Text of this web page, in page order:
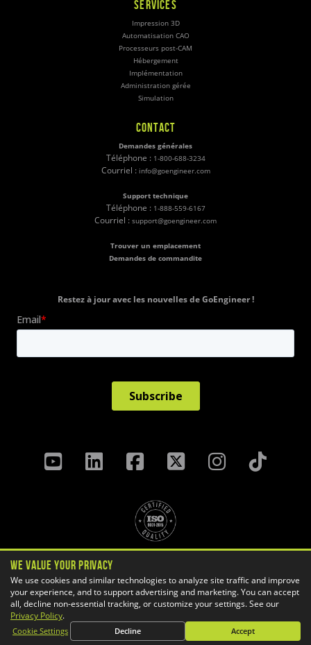
SERVICES
Impression 3D
Automatisation CAO
Processeurs post-CAM
Hébergement
Implémentation
Administration gérée
Simulation
CONTACT
Demandes générales
Téléphone : 1-800-688-3234
Courriel : info@goengineer.com
Support technique
Téléphone : 1-888-559-6167
Courriel : support@goengineer.com
Trouver un emplacement
Demandes de commandite
Restez à jour avec les nouvelles de GoEngineer !
Politique de confidentialité
Préférences des témoins
We Value Your Privacy
We use cookies and similar technologies to analyze site traffic and improve
your experience, and to support advertising and marketing. You can accept
all, decline non-essential tracking, or customize your settings. See our
Privacy Policy.
Cookie Settings Decline Accept